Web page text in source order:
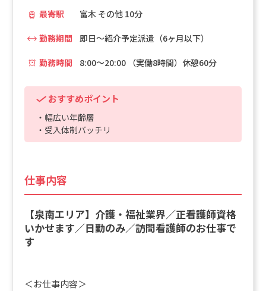
最寄駅 富木 その他 10分
勤務期間 即日～紹介予定派遣（6ヶ月以下）
勤務時間 8:00～20:00 （実働8時間）休憩60分
おすすめポイント
・幅広い年齢層
・受入体制バッチリ
仕事内容
【泉南エリア】介護・福祉業界／正看護師資格
いかせます／日勤のみ／訪問看護師のお仕事で
す
＜お仕事内容＞